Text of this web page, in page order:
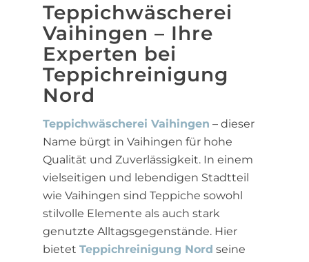
Teppichwäscherei
Vaihingen – Ihre
Experten bei
Teppichreinigung
Nord
Teppichwäscherei Vaihingen – dieser
Name bürgt in Vaihingen für hohe
Qualität und Zuverlässigkeit. In einem
vielseitigen und lebendigen Stadtteil
wie Vaihingen sind Teppiche sowohl
stilvolle Elemente als auch stark
genutzte Alltagsgegenstände. Hier
bietetTeppichreinigung Nord seine